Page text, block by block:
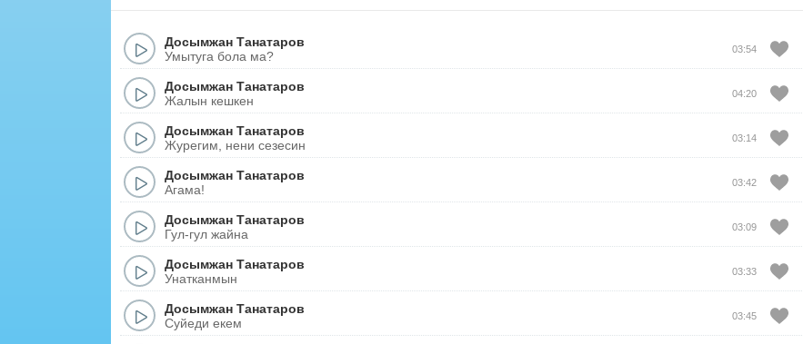
Досымжан Танатаров
Умытуга бола ма?
03:54
Досымжан Танатаров
Жалын кешкен
04:20
Досымжан Танатаров
Журегим, нени сезесин
03:14
Досымжан Танатаров
Агама!
03:42
Досымжан Танатаров
Гул-гул жайна
03:09
Досымжан Танатаров
Унатканмын
03:33
Досымжан Танатаров
Суйеди екем
03:45